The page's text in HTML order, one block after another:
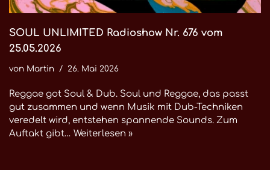
SOUL UNLIMITED Radioshow Nr. 676 vom
25.05.2026
von Martin 26. Mai 2026
Reggae got Soul & Dub. Soul und Reggae, das passt
gut zusammen und wenn Musik mit Dub-Techniken
veredelt wird, entstehen spannende Sounds. Zum
Auftakt gibt… Weiterlesen »